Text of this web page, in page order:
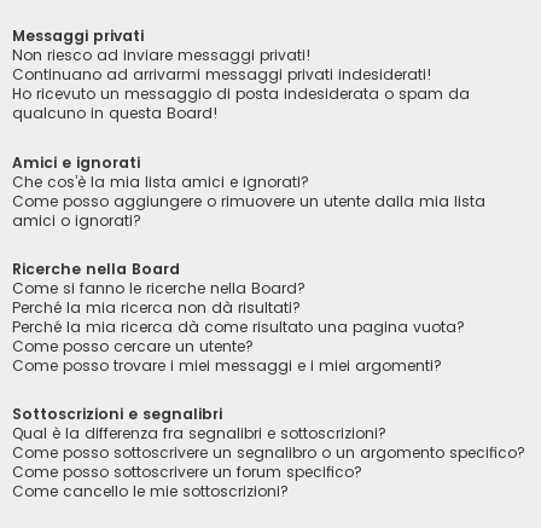
Messaggi privati
Non riesco ad inviare messaggi privati!
Continuano ad arrivarmi messaggi privati indesiderati!
Ho ricevuto un messaggio di posta indesiderata o spam da
qualcuno in questa Board!
Amici e ignorati
Che cos’è la mia lista amici e ignorati?
Come posso aggiungere o rimuovere un utente dalla mia lista
amici o ignorati?
Ricerche nella Board
Come si fanno le ricerche nella Board?
Perché la mia ricerca non dà risultati?
Perché la mia ricerca dà come risultato una pagina vuota?
Come posso cercare un utente?
Come posso trovare i miei messaggi e i miei argomenti?
Sottoscrizioni e segnalibri
Qual è la differenza fra segnalibri e sottoscrizioni?
Come posso sottoscrivere un segnalibro o un argomento specifico?
Come posso sottoscrivere un forum specifico?
Come cancello le mie sottoscrizioni?